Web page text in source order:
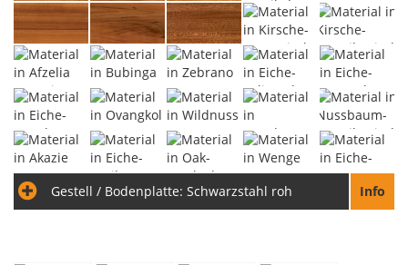
Gestell / Bodenplatte: Schwarzstahl roh Info